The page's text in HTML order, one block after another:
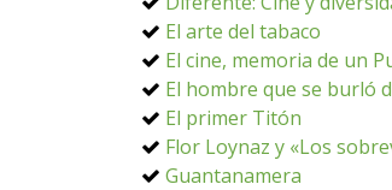
El arte del tabaco
El cine, memoria de un
El hombre que se burló
El primer Titón
Flor Loynaz y «Los
Guantanamera